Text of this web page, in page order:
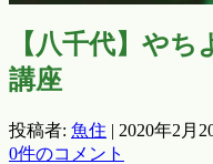
【八千代】や
講座
投稿者: 魚住 | 2020年2月
0件のコメント